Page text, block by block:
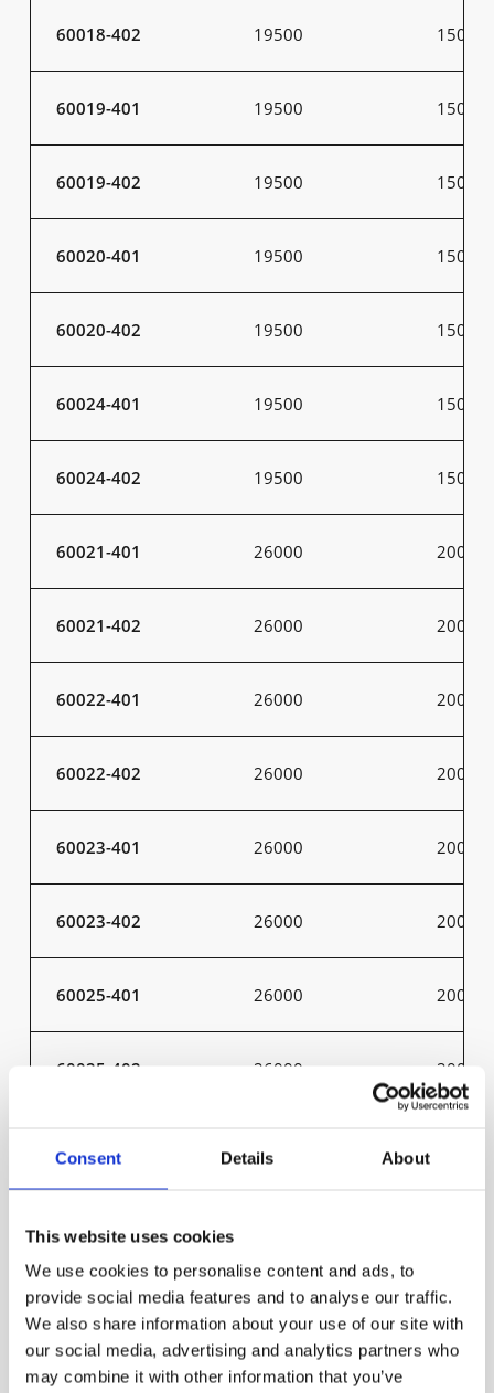
Consent Details About
This website uses cookies
We use cookies to personalise content and ads, to
provide social media features and to analyse our traffic.
We also share information about your use of our site with
our social media, advertising and analytics partners who
may combine it with other information that you’ve
60018-402 19500 150
60019-401 19500 150
60019-402 19500 150
60020-401 19500 150
60020-402 19500 150
60024-401 19500 150
60024-402 19500 150
60021-401 26000 200
60021-402 26000 200
60022-401 26000 200
60022-402 26000 200
60023-401 26000 200
60023-402 26000 200
60025-401 26000 200
60025-402 26000 200
50009-301 1300 15
50010-303 1300 16